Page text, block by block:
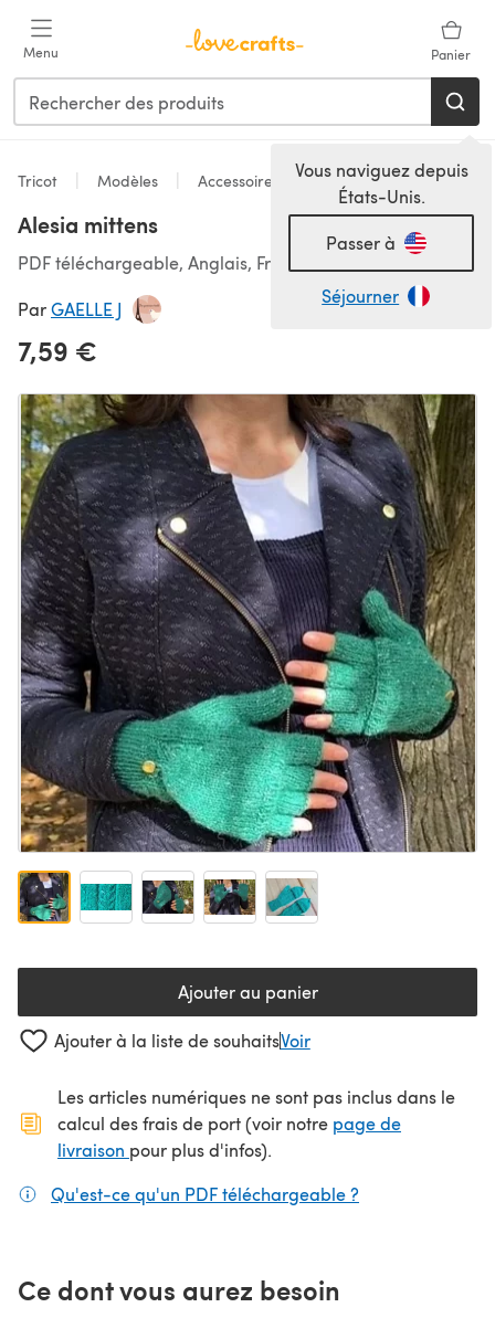
Menu Panier
Vous naviguez depuis
États-Unis.
Passer à
Séjourner
Tricot Modèles Accessoires
Alesia mittens
PDF téléchargeable, Anglais, Français
ParGAELLE J
7,59 €
Ajouter au panier
Ajouter à la liste de souhaitsVoir
Les articles numériques ne sont pas inclus dans le
calcul des frais de port (voir notre page de
livraison (s'ouvre dans un nouvel onglet)
pour plus d'infos).
Qu'est-ce qu'un PDF téléchargeable ?
Ce dont vous aurez besoin